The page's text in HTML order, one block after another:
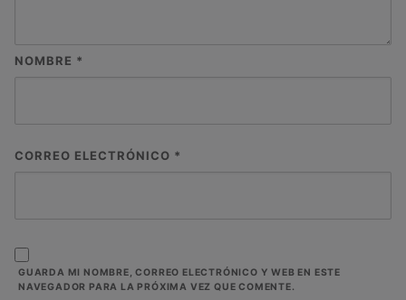
NOMBRE *
CORREO ELECTRÓNICO *
GUARDA MI NOMBRE, CORREO ELECTRÓNICO Y WEB EN ESTE
NAVEGADOR PARA LA PRÓXIMA VEZ QUE COMENTE.